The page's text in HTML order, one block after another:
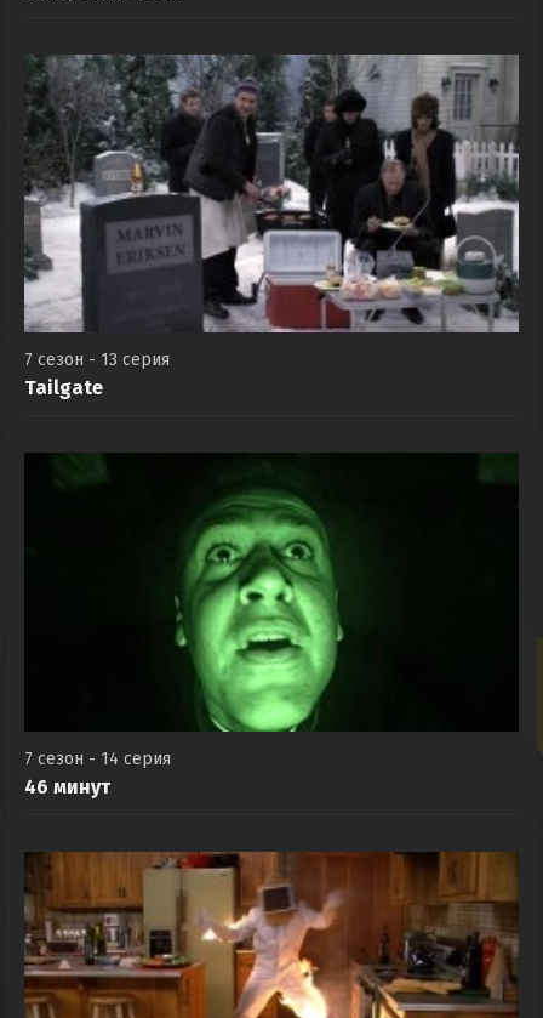
7 сезон - 13 серия
Tailgate
7 сезон - 14 серия
46 минут